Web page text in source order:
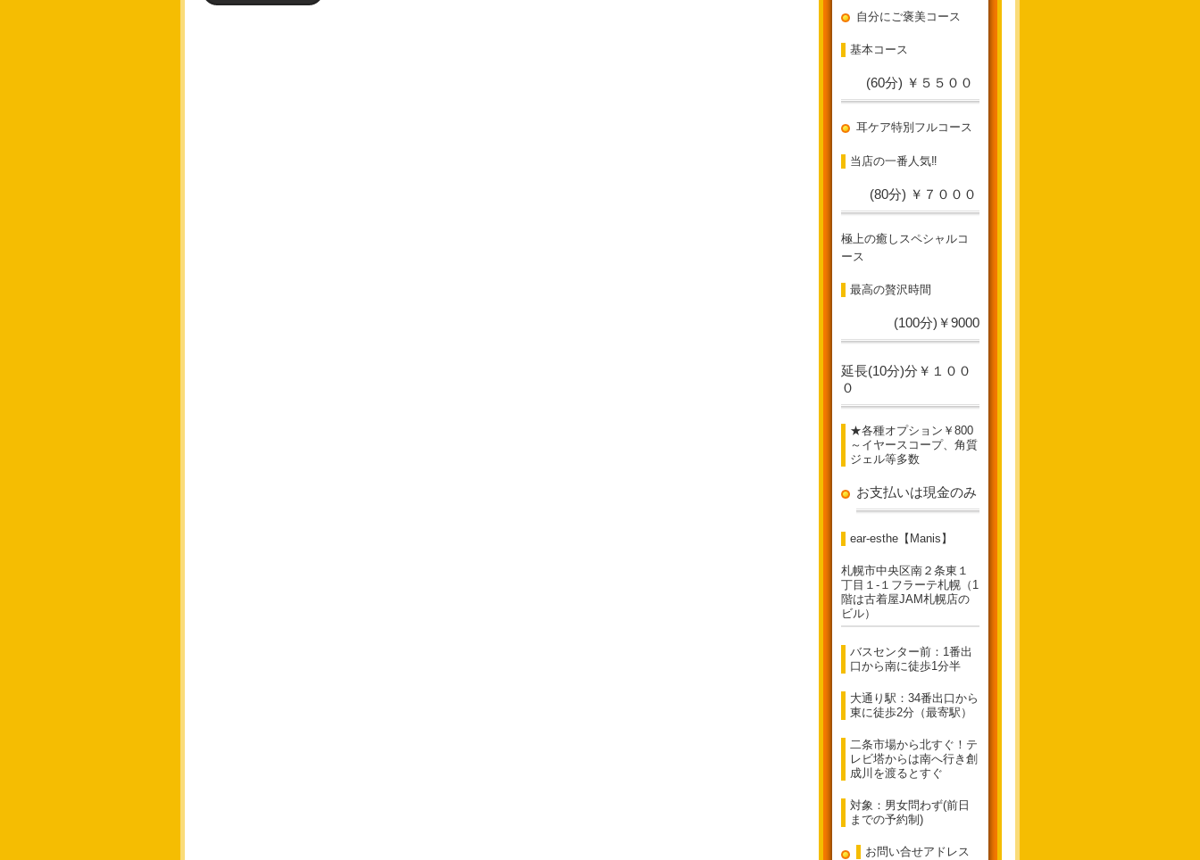
自分にご褒美コース
基本コース
(60分) ￥５５００
耳ケア特別フルコース
当店の一番人気‼
(80分) ￥７０００
極上の癒しスペシャルコ
ース
最高の贅沢時間
(100分)￥9000
延長(10分)分￥１００
０
★各種オプション￥800
～イヤースコープ、角質
ジェル等多数
お支払いは現金のみ
ear-esthe【Manis】
札幌市中央区南２条東１
丁目１-１フラーテ札幌（1
階は古着屋JAM札幌店の
ビル）
バスセンター前：1番出
口から南に徒歩1分半
大通り駅：34番出口から
東に徒歩2分（最寄駅）
二条市場から北すぐ！テ
レビ塔からは南へ行き創
成川を渡るとすぐ
対象：男女問わず(前日
までの予約制)
お問い合せアドレス